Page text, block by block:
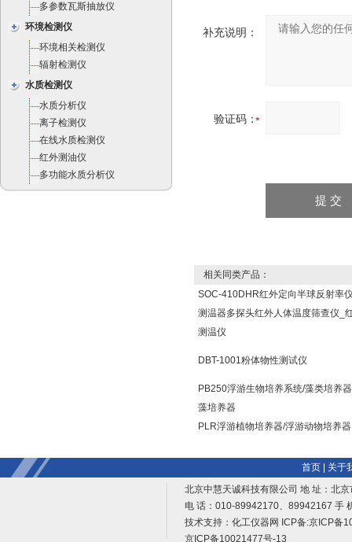
多参数瓦斯抽放仪
环境检测仪
环境相关检测仪
辐射检测仪
水质检测仪
水质分析仪
离子检测仪
在线水质检测仪
红外测油仪
多功能水质分析仪
补充说明：
验证码：
相关同类产品：
SOC-410DHR红外定向半球反射率
测温器多探头红外人体温度筛查仪_
测温仪
DBT-1001粉体物性测试仪
PB250浮游生物培养系统/藻类培养
藻培养器
PLR浮游植物培养器/浮游动物培养器
首页|
关于
北京中慧天诚科技有限公司 地 址：北
电 话：010-89942170、89942167 手
技术支持： 化工仪器网 ICP备:京ICP备
京ICP备10021477号-13